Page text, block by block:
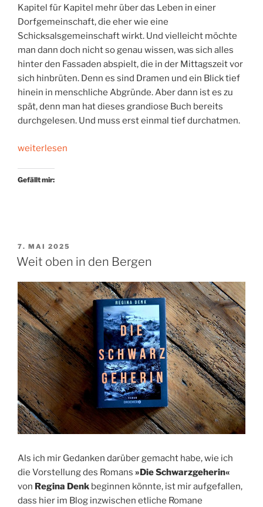
Kapitel für Kapitel mehr über das Leben in einer
Dorfgemeinschaft, die eher wie eine
Schicksalsgemeinschaft wirkt. Und vielleicht möchte
man dann doch nicht so genau wissen, was sich alles
hinter den Fassaden abspielt, die in der Mittagszeit vor
sich hinbrüten. Denn es sind Dramen und ein Blick tief
hinein in menschliche Abgründe. Aber dann ist es zu
spät, denn man hat dieses grandiose Buch bereits
durchgelesen. Und muss erst einmal tief durchatmen.
„Ein
am
weiterlesen
Gefällt mir:
VERÖFFENTLICHT
AM
7. MAI 2025
Weit oben in den Bergen
Als ich mir Gedanken darüber gemacht habe, wie ich
die Vorstellung des Romans »Die Schwarzgeherin«
von Regina Denk beginnen könnte, ist mir aufgefallen,
dass hier im Blog inzwischen etliche Romane